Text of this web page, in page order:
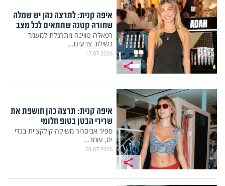
איפה קנית: לתרצה כהן יש שמלה
שחורה קטנה שתתאים לכל מצב
רפאלה טווינה מתרגלת למעמד
בשילוב צבעים...
17.07.2026
איפה קנית: תרצה כהן חושפת את
שרירי הבטן בטופ חלומי
ספיר אביסרור משיקה קולקציית בגדי
ים, עומר...
09.07.2026